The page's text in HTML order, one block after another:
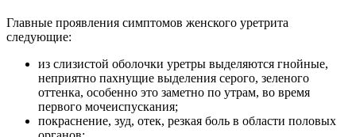
Главные проявления симптомов женского уретрита
следующие:
из слизистой оболочки уретры выделяются гнойные,
неприятно пахнущие выделения серого, зеленого
оттенка, особенно это заметно по утрам, во время
первого мочеиспускания;
покраснение, зуд, отек, резкая боль в области половых